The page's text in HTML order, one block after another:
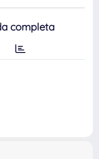
completa